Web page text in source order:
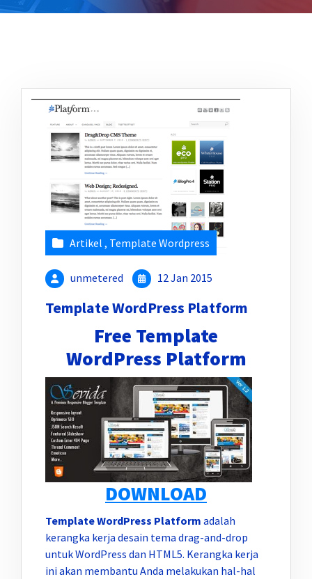
Artikel , Template Wordpress
unmetered 12 Jan 2015
Template WordPress Platform
Free Template
WordPress Platform
DOWNLOAD
Template WordPress Platform adalah
kerangka kerja desain tema drag-and-drop
untuk WordPress dan HTML5. Kerangka kerja
ini akan membantu Anda melakukan hal-hal